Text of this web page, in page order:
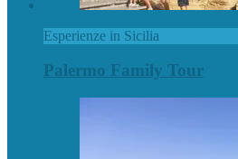
Esperienze in Sicilia
Palermo Family Tour